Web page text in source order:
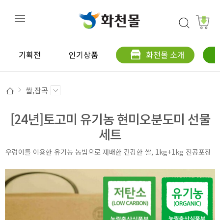
기획전 인기상품 화천몰 소개
쌀,잡곡
[24년]토고미 유기농 현미오분도미 선물
세트
우렁이를 이용한 유기농 농법으로 재배한 건강한 쌀, 1kg+1kg 진공포장